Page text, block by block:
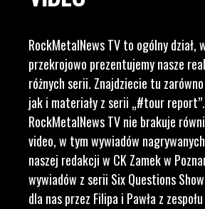
RockMetalNews TV to ogólny dział,
przekrojowo prezentujemy nasze
różnych serii. Znajdziecie tu
jak i materiały z serii „#tour
RockMetalNews TV nie brakuje
video, w tym wywiadów
naszej redakcji w CK Zamek w
wywiadów z serii Six Questions
dla nas przez Filipa i Pawła z